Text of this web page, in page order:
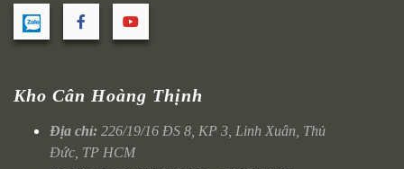
Kho Cân Hoàng Thịnh
Địa chỉ: 226/19/16 ĐS 8, KP 3, Linh Xuân, Thủ
Đức, TP HCM